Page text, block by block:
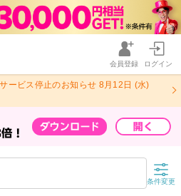
会員登録 ログイン
ービス停止のお知らせ 8月12日 (水)
条件変更